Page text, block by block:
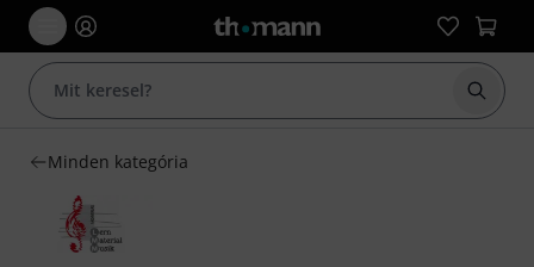
Minden kategória